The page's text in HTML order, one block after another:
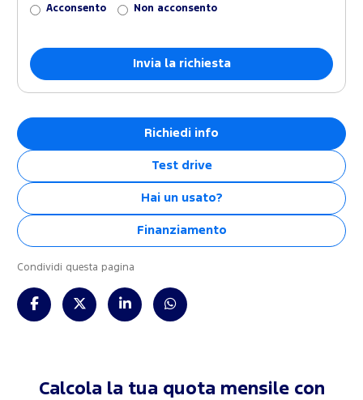
Acconsento Non acconsento
Richiedi info
Test drive
Hai un usato?
Finanziamento
Condividi questa pagina
Calcola la tua quota mensile con